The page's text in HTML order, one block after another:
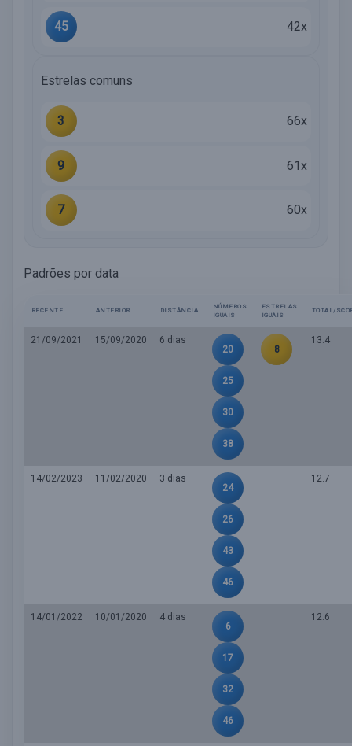
45 42x
Estrelas comuns
3 66x
9 61x
7 60x
Padrões por data
RECENTE ANTERIOR DISTÂNCIA
NÚMEROS
IGUAIS
ESTRELAS
IGUAIS
TOTAL/
21/09/2021 15/09/2020
6 dias
20
25
30
38
8
13.4
14/02/2023 11/02/2020
3 dias
24
26
43
46
12.7
14/01/2022 10/01/2020
4 dias
6
17
32
46
12.6